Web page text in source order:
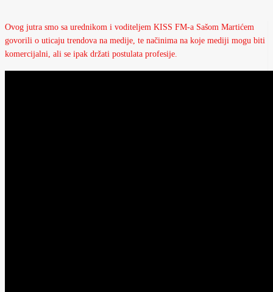
Ovog jutra smo sa urednikom i voditeljem KISS FM-a Sašom Martićem
govorili o uticaju trendova na medije, te načinima na koje mediji mogu biti
komercijalni, ali se ipak držati postulata profesije.